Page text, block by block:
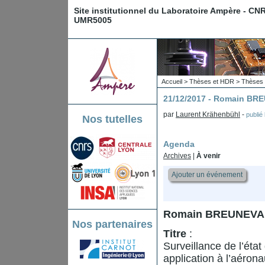
Site institutionnel du Laboratoire Ampère -
UMR5005
Nos tutelles
Nos partenaires
Accueil > Thèses et HDR > Thèses
21/12/2017 - Romain
par Laurent Krähenbühl - publié
Agenda
Archives À venir
Ajouter un événement
Romain
Titre :
Surveillance de
application à